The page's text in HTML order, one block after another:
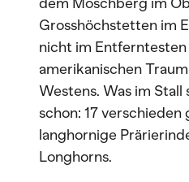
Grosshöchstetten im
nicht im Entferntesten
amerikanischen
Westens. Was im
schon: 17 verschieden
langhornige
Longhorns.